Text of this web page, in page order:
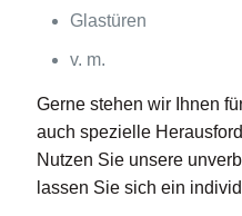
Glastüren
v. m.
Gerne stehen wir Ihnen
auch spezielle
Nutzen Sie unsere
lassen Sie sich ein